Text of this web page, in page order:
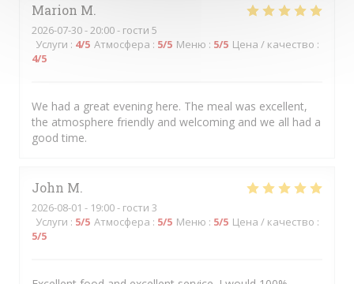
Marion M
2026-07-30- 20:00 - гости 5
Услуги : 4/5 Атмосфера : 5/5 Меню : 5/5 Цена / качество :
4/5
We had a great evening here. The meal was excellent,
the atmosphere friendly and welcoming and we all had a
good time.
John M
2026-08-01 - 19:00 - гости 3
Услуги : 5/5 Атмосфера : 5/5 Меню : 5/5 Цена / качество :
5/5